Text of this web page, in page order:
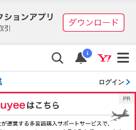
i
ログイン